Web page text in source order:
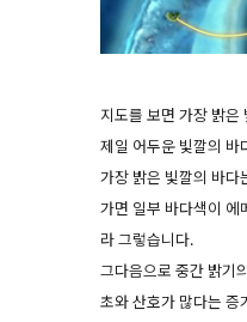
지도를 보면 가장 밝은
제일 어두운 빛깔의 바
가장 밝은 빛깔의 바다
가면 일부 바다색이 에
라 그렇습니다.
그다음으로 중간 밝기
초와 산호가 많다는 증